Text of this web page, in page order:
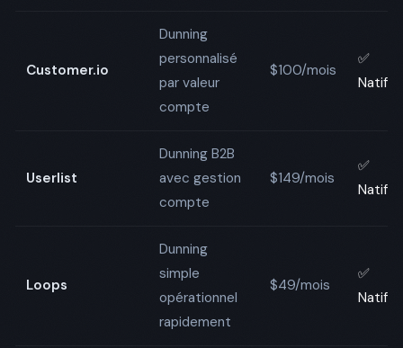
Customer.io
Dunning
personnalisé
par valeur
compte
$100/mois
✅
Natif
Userlist
Dunning B2B
avec gestion
compte
$149/mois
✅
Natif
Loops
Dunning
simple
opérationnel
rapidement
$49/mois
✅
Natif